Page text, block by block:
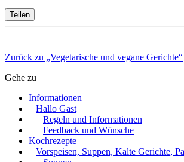
Teilen
Zurück zu „Vegetarische und vegane Gerichte“
Gehe zu
Informationen
Hallo Gast
Regeln und Informationen
Feedback und Wünsche
Kochrezepte
Vorspeisen, Suppen, Kalte Gerichte,